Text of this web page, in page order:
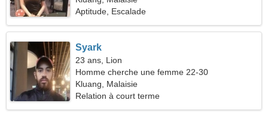
Aptitude, Escalade
Syark
23 ans, Lion
Homme cherche une femme 22-30
Kluang, Malaisie
Relation à court terme